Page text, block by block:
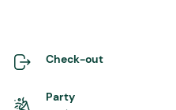
Check-out
Party